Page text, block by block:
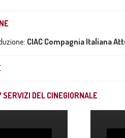
CIAC Compagnia Italiana
SERVIZI DEL CINEGIORNALE